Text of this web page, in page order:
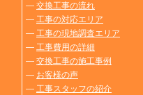
― 交換工事の流れ
― 工事の対応エリア
― 工事の現地調査エリア
― 工事費用の詳細
― 交換工事の施工事例
― お客様の声
― 工事スタッフの紹介